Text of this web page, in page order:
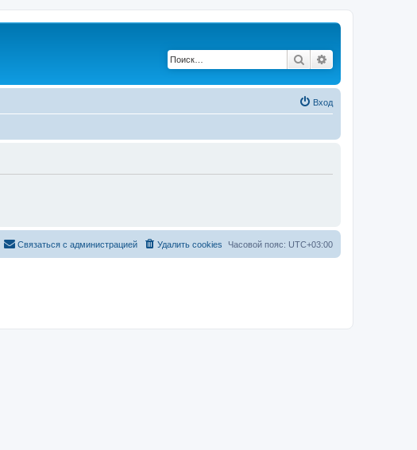
Поиск
Вход
Часовой пояс: UTC+03:00
Удалить cookies
Связаться с администрацией